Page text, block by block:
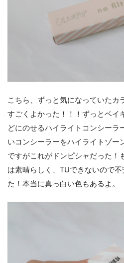
こちら、ずっと気になっていたカ
すごくよかった！！！ずっとベイ
どにのせるハイライトコンシーラ
いコンシーラーをハイライトゾー
ですがこれがドンピシャだった！
は素晴らしく、TUできないので
た！本当に真っ白い色もあるよ。